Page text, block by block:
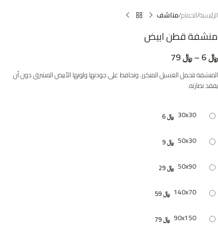
الرئيسية الحمام مناشف
منشفة قطن ابيض
﷼ –﷼
المنشفة تتحمل الغسيل المتكرر، وتحافظ على جودتها ولونها الأبيض المشرق دون أن
يفقد نضارته.
30x30 ﷼
50x30 ﷼
50x90 ﷼
140x70 ﷼
90x150 ﷼